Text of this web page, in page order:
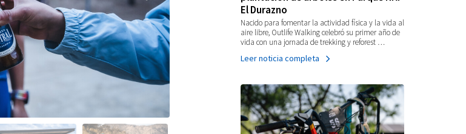
El Durazno
Nacido para fomentar la actividad física y la vida al
aire libre, Outlife Walking celebró su primer año de
vida con una jornada de trekking y reforest …
Leer noticia completa